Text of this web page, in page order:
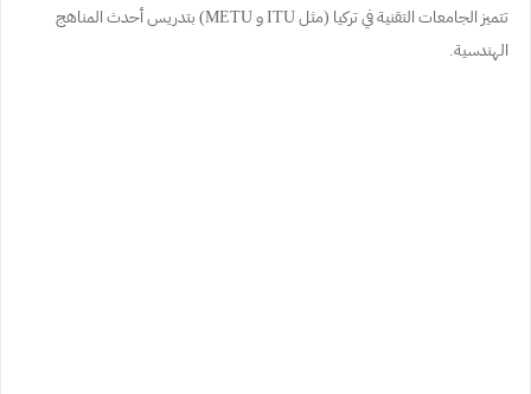
تتميز الجامعات التقنية في تركيا (مثل ITU و METU) بتدريس أحدث المناهج
الهندسية.